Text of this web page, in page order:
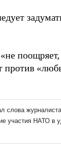
против